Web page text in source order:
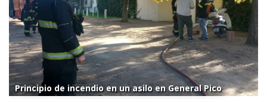
Principio de incendio en un asilo en General Pico